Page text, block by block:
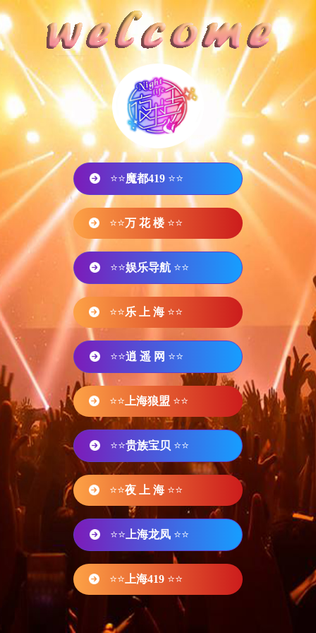
⭐⭐魔都419 ⭐⭐
⭐⭐万 花 楼 ⭐⭐
⭐⭐娱乐导航 ⭐⭐
⭐⭐乐 上 海 ⭐⭐
⭐⭐逍 遥 网 ⭐⭐
⭐⭐ 上海狼盟 ⭐⭐
⭐⭐贵族宝贝 ⭐⭐
⭐⭐夜 上 海 ⭐⭐
⭐⭐ 上海龙凤 ⭐⭐
⭐⭐ 上海419 ⭐⭐